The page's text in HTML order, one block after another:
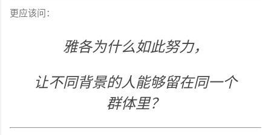
更应该问：
雅各为什么如此努力，
让不同背景的人能够留在同一个
群体里？